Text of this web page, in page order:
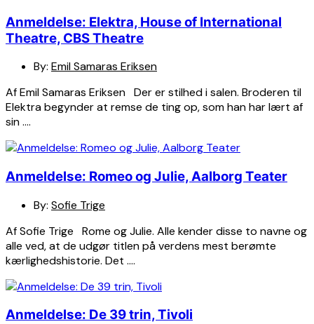
Anmeldelse: Elektra, House of International
Theatre, CBS Theatre
By: Emil Samaras Eriksen
Af Emil Samaras Eriksen Der er stilhed i salen. Broderen til
Elektra begynder at remse de ting op, som han har lært af
sin ….
Anmeldelse: Romeo og Julie, Aalborg Teater
By: Sofie Trige
Af Sofie Trige Rome og Julie. Alle kender disse to navne og
alle ved, at de udgør titlen på verdens mest berømte
kærlighedshistorie. Det ….
Anmeldelse: De 39 trin, Tivoli